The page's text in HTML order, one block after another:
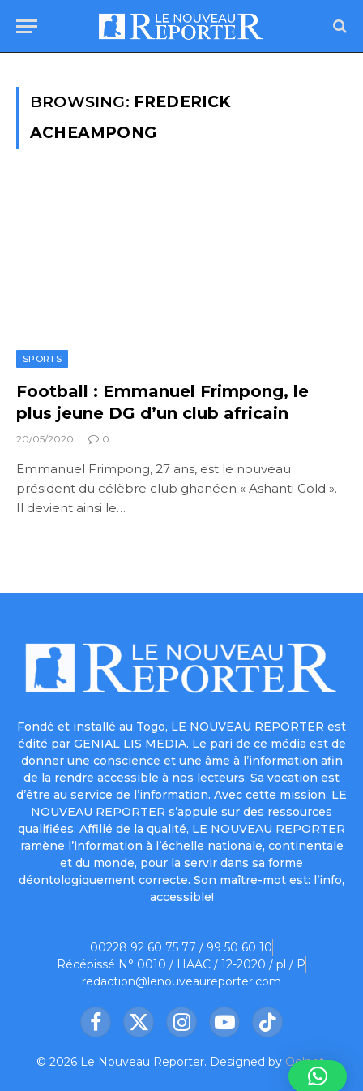
BROWSING: FREDERICK
ACHEAMPONG
SPORTS
Football : Emmanuel Frimpong, le
plus jeune DG d’un club africain
20/05/2020 0
Emmanuel Frimpong, 27 ans, est le nouveau
président du célèbre club ghanéen « Ashanti Gold ».
Il devient ainsi le…
Fondé et installé au Togo, LE NOUVEAU REPORTER est
édité par GENIAL LIS MEDIA. Le pari de ce média est de
donner une conscience et une âme à l’information afin
de la rendre accessible à nos lecteurs. Sa vocation est
d’être au service de l’information. Avec cette mission, LE
NOUVEAU REPORTER s’appuie sur des ressources
qualifiées. Affilié de la qualité, LE NOUVEAU REPORTER
ramène l’information à l’échelle nationale, continentale
et du monde, pour la servir dans sa forme
déontologiquement correcte. Son maître-mot est: l’info,
accessible!
00228 92 60 75 77 / 99 50 60 10
Récépissé N° 0010 / HAAC / 12-2020 / pl / P
redaction@lenouveaureporter.com
Facebook
X
InstagramYouTubeTikTok
© 2026 Le Nouveau Reporter. Designed by Oelnet.